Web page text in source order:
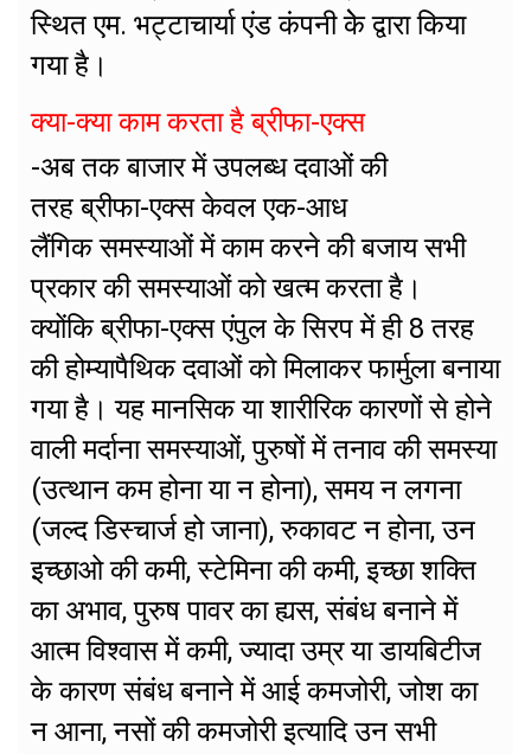
स्थित एम. भट्टाचार्या एंड कंपनी केे द्वारा किया
गया है।
क्या-क्या काम करता है ब्रीफा-एक्स
-अब तक बाजार में उपलब्ध दवाओं की
तरह ब्रीफा-एक्स केवल एक-आध
लैंगिक समस्याओं में काम करने की बजाय सभी
प्रकार की समस्याओं को खत्म करता है।
क्योंकि ब्रीफा-एक्स एंपुल के सिरप में ही 8 तरह
की होम्यापैथिक दवाओं को मिलाकर फार्मुला बनाया
गया है। यह मानसिक या शारीरिक कारणों से होने
वाली मर्दाना समस्याओं, पुरुषों में तनाव की समस्या
(उत्थान कम होना या न होना), समय न लगना
(जल्द डिस्चार्ज हो जाना), रुकावट न होना, उन
इच्छाओ की कमी, स्टेमिना की कमी, इच्छा शक्ति
का अभाव, पुरुष पावर का ह्यस, संबंध बनाने में
आत्म विश्वास में कमी, ज्यादा उम्र या डायबिटीज
के कारण संबंध बनाने में आई कमजोरी, जोश का
न आना, नसों की कमजोरी इत्यादि उन सभी